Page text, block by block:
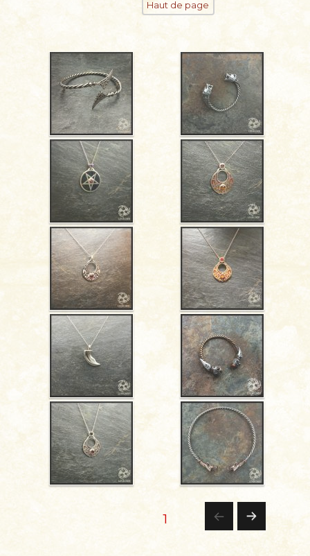
Haut de page
PAGE1